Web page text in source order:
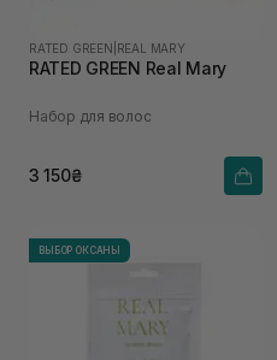
RATED GREEN REAL MARY
RATED GREEN Real Mary
Набор для волос
3 150₴
ВЫБОР ОКСАНЫ